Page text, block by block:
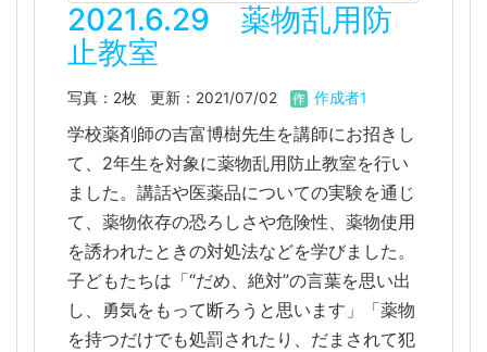
2021.6.29 薬物乱用防
止教室
写真：2枚 更新：2021/07/02 作成者1
学校薬剤師の吉富博樹先生を講師にお招きし
て、2年生を対象に薬物乱用防止教室を行い
ました。講話や医薬品についての実験を通じ
て、薬物依存の恐ろしさや危険性、薬物使用
を誘われたときの対処法などを学びました。
子どもたちは「“だめ、絶対”の言葉を思い出
し、勇気をもって断ろうと思います」「薬物
を持つだけでも処罰されたり、だまされて犯